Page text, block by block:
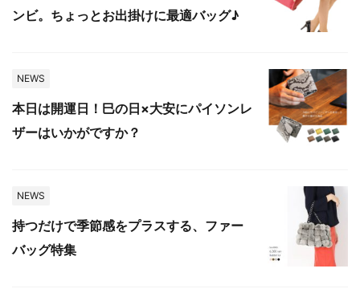
ンビ。ちょっとお出掛けに最適バッグ♪
NEWS
本日は開運日！巳の日×大安にパイソンレ
ザーはいかがですか？
NEWS
持つだけで季節感をプラスする、ファー
バッグ特集